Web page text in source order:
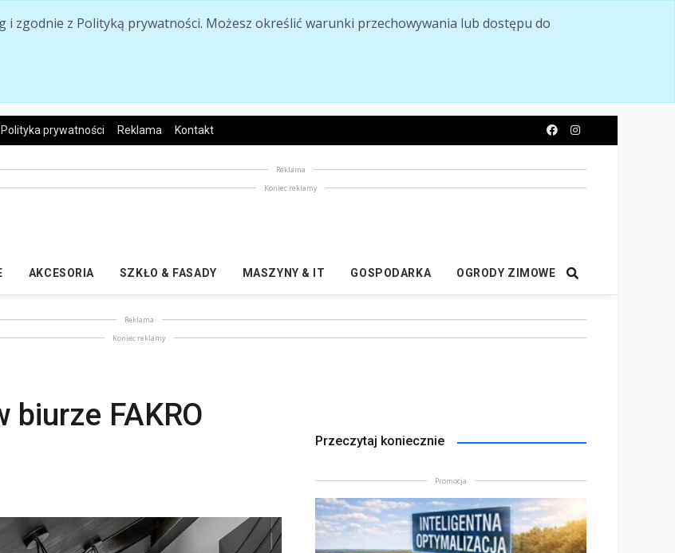
i zgodnie z Polityką prywatności. Możesz określić warunki przechowywania lub dostępu do
Polityka prywatności Reklama Kontakt
Reklama
Koniec reklamy
AKCESORIA SZKŁO & FASADY MASZYNY & IT GOSPODARKA OGRODY ZIMOWE
Reklama
Koniec reklamy
biurze FAKRO
Przeczytaj koniecznie
Promocja